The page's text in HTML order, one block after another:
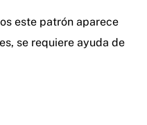
este patrón aparece
se requiere ayuda de